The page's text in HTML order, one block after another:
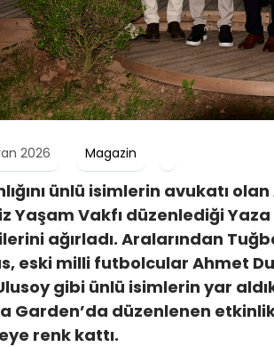
2026 Magazin
ünlü isimlerin avukatı
Yaşam Vakfı düzenlediği
ağırladı. Aralarından
eski milli futbolcular Ahmet
gibi ünlü isimlerin yar
Garden’da düzenlenen
renk kattı.